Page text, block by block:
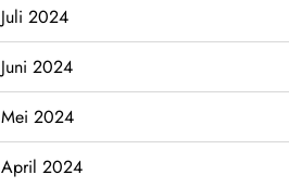
Juli 2024
Juni 2024
Mei 2024
April 2024